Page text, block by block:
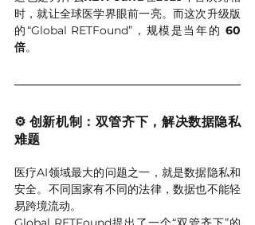
时，就让全球医学界眼前一亮。而这次升级版
的“Global RETFound”，规模是当年的 60
倍。
⚙️ 创新机制：双管齐下，解决数据隐私
难题
医疗AI领域最大的问题之一，就是数据隐私和
安全。不同国家有不同的法律，数据也不能轻
易跨境流动。